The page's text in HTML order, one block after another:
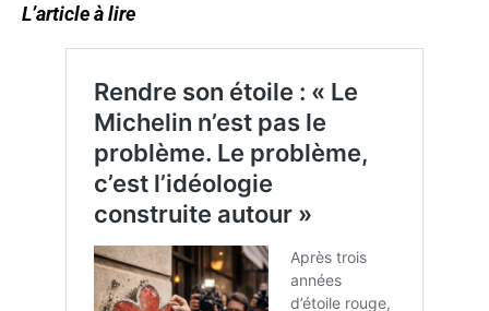
L’article à lire